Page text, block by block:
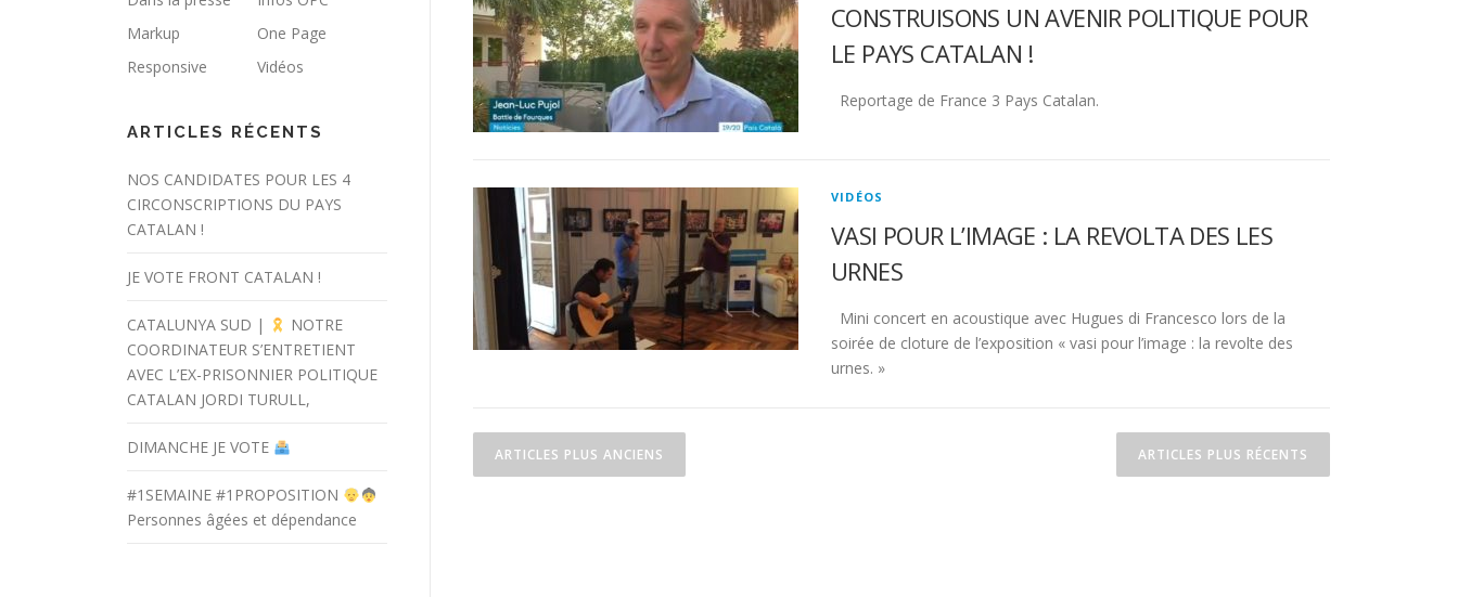
CONSTRUISONS UN AVENIR POLITIQUE POUR
LE PAYS CATALAN !
Reportage de France 3 Pays Catalan.
VIDÉOS
VASI POUR L’IMAGE : LA REVOLTA DES LES
URNES
Mini concert en acoustique avec Hugues di Francesco lors de la
soirée de cloture de l’exposition « vasi pour l’image : la revolte des
urnes. »
ARTICLES PLUS ANCIENS ARTICLES PLUS RÉCENTS
Markup
One Page
Responsive
Vidéos
ARTICLES RÉCENTS
NOS CANDIDATES POUR LES 4
CIRCONSCRIPTIONS DU PAYS
CATALAN !
JE VOTE FRONT CATALAN !
CATALUNYA SUD |
NOTRE
COORDINATEUR S’ENTRETIENT
AVEC L’EX-PRISONNIER POLITIQUE
CATALAN JORDI TURULL,
DIMANCHE JE VOTE
#1SEMAINE #1PROPOSITION
Personnes âgées et dépendance